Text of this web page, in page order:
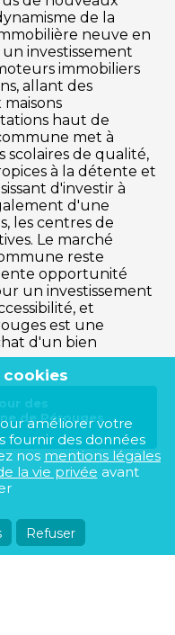
de la
neuve en
investissement
immobiliers
allant des
haut de
met à
scolaires de qualité,
à la détente et
d'investir à
d'une
les centres de
Le marché
reste
opportunité
un investissement
et
est une
d'un bien
des
de Pérouges
améliorer votre
fournir des données
nos mentions légales
la vie privée avant
Refuser